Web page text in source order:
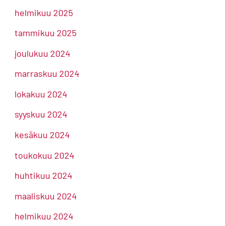
helmikuu 2025
tammikuu 2025
joulukuu 2024
marraskuu 2024
lokakuu 2024
syyskuu 2024
kesäkuu 2024
toukokuu 2024
huhtikuu 2024
maaliskuu 2024
helmikuu 2024